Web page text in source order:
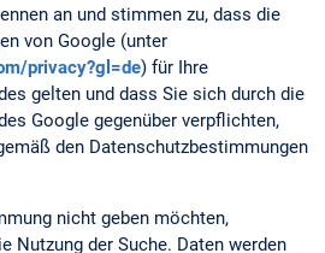
an und stimmen zu, dass die
von Google (unter
privacy?gl=de) für Ihre
gelten und dass Sie sich durch die
Google gegenüber verpflichten,
den Datenschutzbestimmungen
nicht geben möchten,
Nutzung der Suche. Daten werden